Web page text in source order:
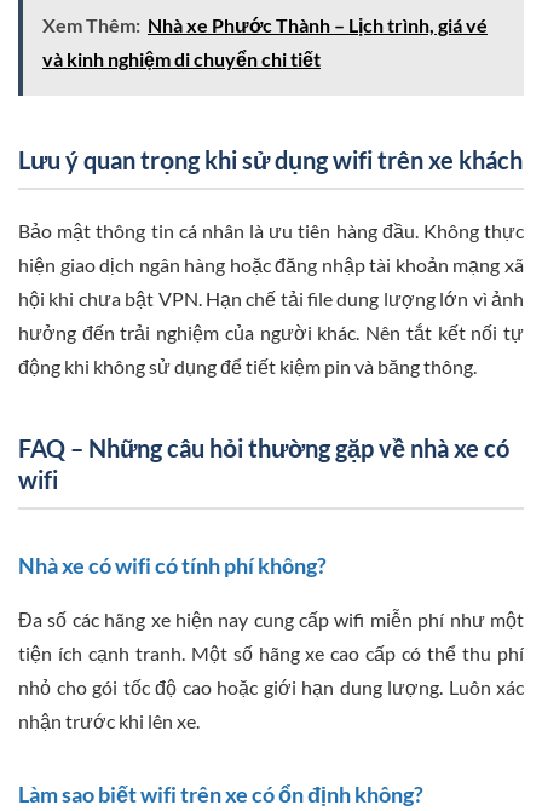
Xem Thêm: Nhà xe Phước Thành – Lịch trình, giá vé
và kinh nghiệm di chuyển chi tiết
Lưu ý quan trọng khi sử dụng wifi trên xe khách
Bảo mật thông tin cá nhân là ưu tiên hàng đầu. Không thực
hiện giao dịch ngân hàng hoặc đăng nhập tài khoản mạng xã
hội khi chưa bật VPN. Hạn chế tải file dung lượng lớn vì ảnh
hưởng đến trải nghiệm của người khác. Nên tắt kết nối tự
động khi không sử dụng để tiết kiệm pin và băng thông.
FAQ – Những câu hỏi thường gặp về nhà xe có
wifi
Nhà xe có wifi có tính phí không?
Đa số các hãng xe hiện nay cung cấp wifi miễn phí như một
tiện ích cạnh tranh. Một số hãng xe cao cấp có thể thu phí
nhỏ cho gói tốc độ cao hoặc giới hạn dung lượng. Luôn xác
nhận trước khi lên xe.
Làm sao biết wifi trên xe có ổn định không?